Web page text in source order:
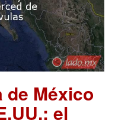
de México
el